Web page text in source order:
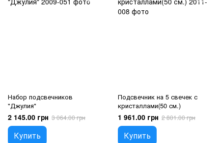
Набор подсвечников
"Джулия"
2 145.00 грн 3 064.00 грн
Купить
Подсвечник на 5 свечек с
кристаллами(50 см.)
1 961.00 грн 2 801.00 грн
Купить